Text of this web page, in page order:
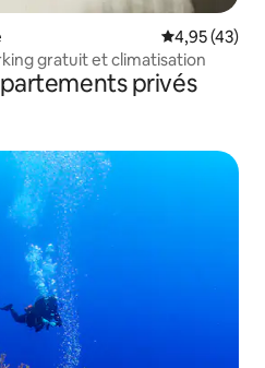
Évaluation
4,95 (43)
gratuit et climatisation
privés